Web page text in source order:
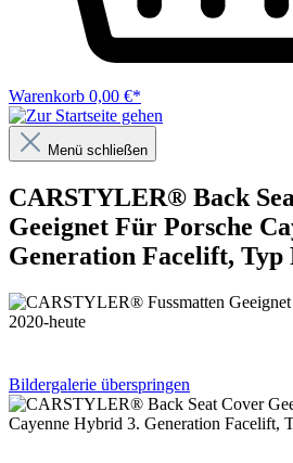
Warenkorb 0,00 €*
Menü schließen
CARSTYLER® Back
Geeignet Für Porsche
Generation Facelift, Typ
Bildergalerie überspringen